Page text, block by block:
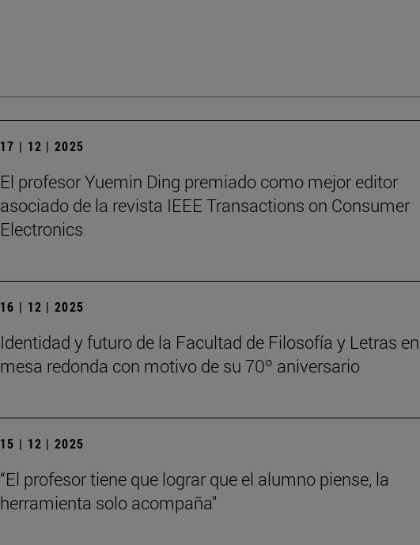
17 | 12 | 2025
El profesor Yuemin Ding premiado como mejor editor
asociado de la revista IEEE Transactions on Consumer
Electronics
16 | 12 | 2025
Identidad y futuro de la Facultad de Filosofía y Letras
mesa redonda con motivo de su 70º aniversario
15 | 12 | 2025
“El profesor tiene que lograr que el alumno piense, la
herramienta solo acompaña"